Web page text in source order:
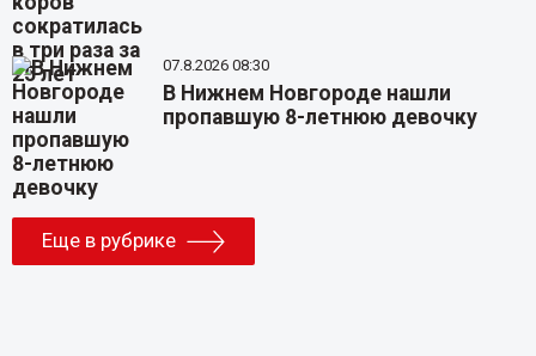
07.8.2026 08:30
В Нижнем Новгороде нашли
пропавшую 8-летнюю девочку
Еще в рубрике